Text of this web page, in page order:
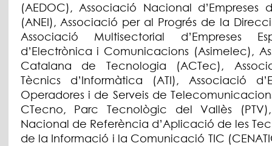
(AEDOC), Associació Nacional d’Empreses
(ANEI), Associació per al Progrés de la
Associació Multisectorial d’Empreses
d’Electrònica i Comunicacions (Asimelec),
Catalana de Tecnologia (ACTec),
Tècnics d’Informàtica (ATI), Associació
Operadores i de Serveis de
CTecno, Parc Tecnològic del Vallès
Nacional de Referència d’Aplicació de les
de la Informació i la Comunicació TIC